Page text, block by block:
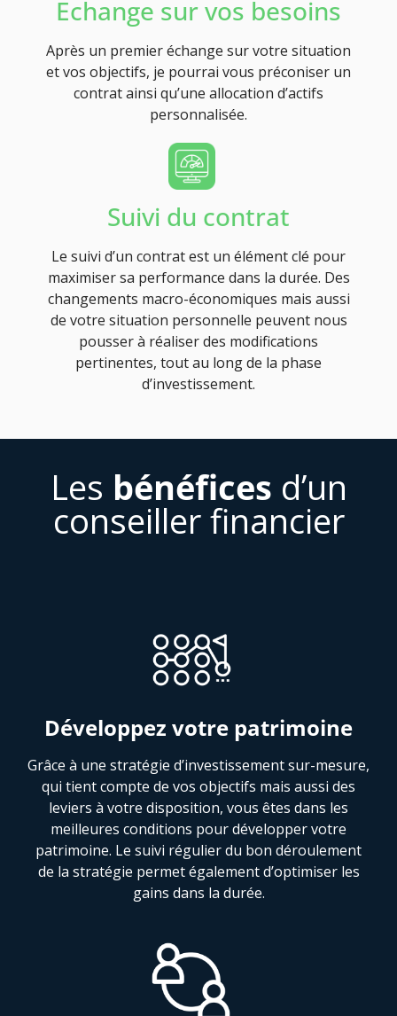
Echange sur vos besoins
Après un premier échange sur votre situation
et vos objectifs, je pourrai vous préconiser un
contrat ainsi qu’une allocation d’actifs
personnalisée.
Suivi du contrat
Le suivi d’un contrat est un élément clé pour
maximiser sa performance dans la durée. Des
changements macro-économiques mais aussi
de votre situation personnelle peuvent nous
pousser à réaliser des modifications
pertinentes, tout au long de la phase
d’investissement.
Les bénéfices d’un
conseiller financier
Développez votre patrimoine
Grâce à une stratégie d’investissement sur-mesure,
qui tient compte de vos objectifs mais aussi des
leviers à votre disposition, vous êtes dans les
meilleures conditions pour développer votre
patrimoine. Le suivi régulier du bon déroulement
de la stratégie permet également d’optimiser les
gains dans la durée.